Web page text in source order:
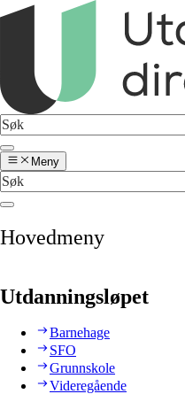
Meny
Hovedmeny
Utdanningsløpet
Barnehage
SFO
Grunnskole
Videregående